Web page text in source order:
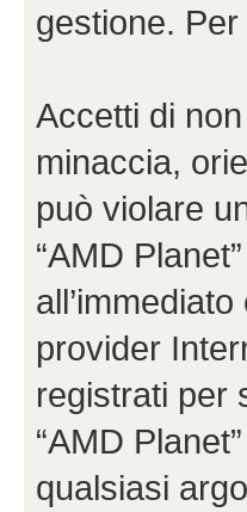
gestione.
Accetti di
minaccia,
può violare
“AMD
provider
registrati per
“AMD
qualsiasi